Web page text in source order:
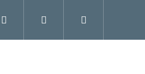
Moje objednávka
Přihlášení